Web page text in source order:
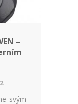
–
svým